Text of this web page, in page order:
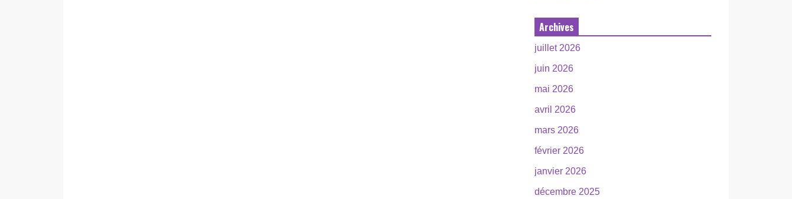
Archives
juillet 2026
juin 2026
mai 2026
avril 2026
mars 2026
février 2026
janvier 2026
décembre 2025